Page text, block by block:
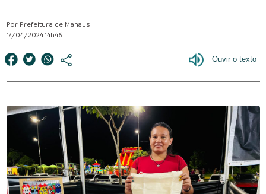
Por Prefeitura de Manaus
17/04/2024 14h46